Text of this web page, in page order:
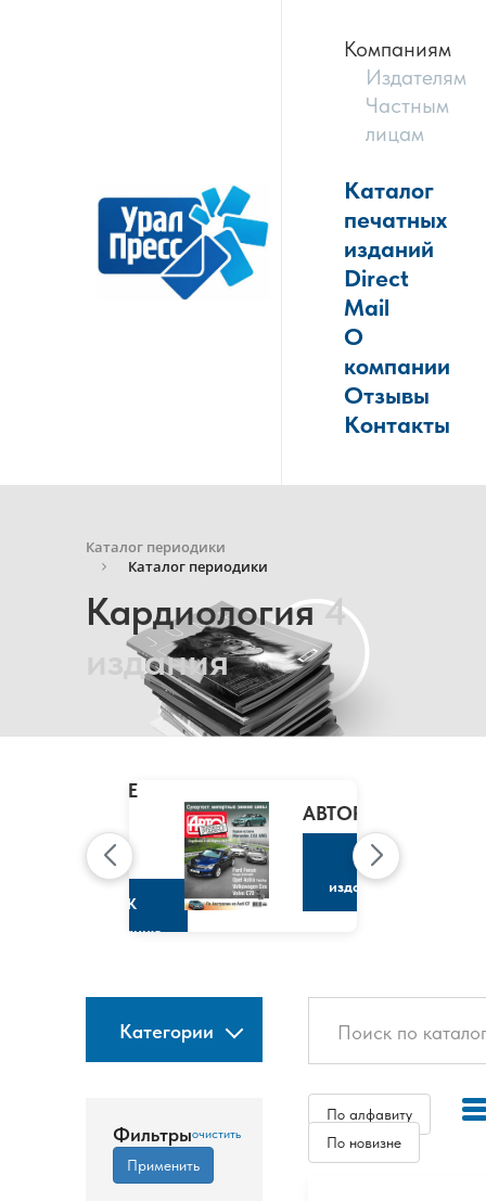
Компаниям
Издателям
Частным
лицам
Каталог
печатных
изданий
Direct
Mail
О
компании
Отзывы
Контакты
Каталог периодики
Каталог периодики
Кардиология4
издания
CLAIRE
МАРИ
КЛЭР
К
изданию
АВТОРЕВЮ
К
изданию
Категории
Фильтры
По алфавиту
По новизне